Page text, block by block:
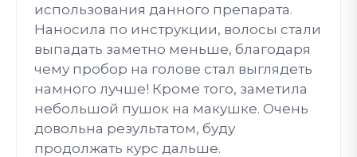
использования данного препарата.
Наносила по инструкции, волосы стали
выпадать заметно меньше, благодаря
чему пробор на голове стал выглядеть
намного лучше! Кроме того, заметила
небольшой пушок на макушке. Очень
довольна результатом, буду
продолжать курс дальше.